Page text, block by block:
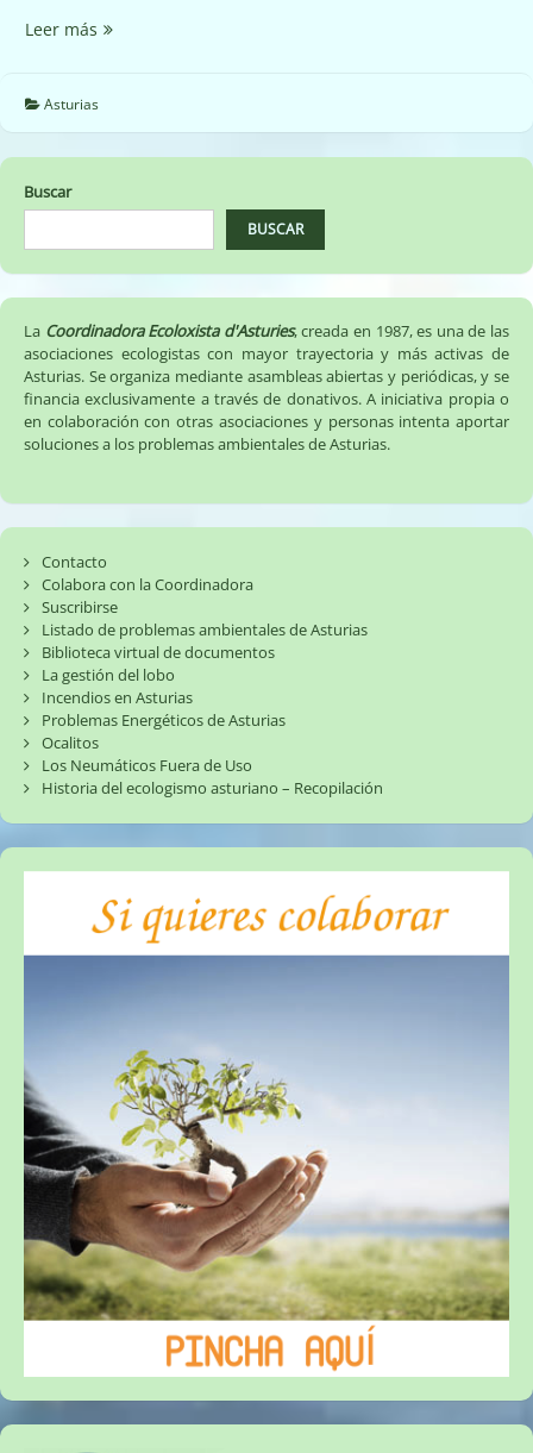
Leer más Sigue
del
bosque
de
de
Llanera
Asturias
Buscar
BUSCAR
La Coordinadora Ecoloxista d'Asturies, creada en 1987, es una de las
asociaciones ecologistas con mayor trayectoria y más activas de
Asturias. Se organiza mediante asambleas abiertas y periódicas, y se
financia exclusivamente a través de donativos. A iniciativa propia o
en colaboración con otras asociaciones y personas intenta aportar
soluciones a los problemas ambientales de Asturias.
Contacto
Colabora con la Coordinadora
Suscribirse
Listado de problemas ambientales de Asturias
Biblioteca virtual de documentos
La gestión del lobo
Incendios en Asturias
Problemas Energéticos de Asturias
Ocalitos
Los Neumáticos Fuera de Uso
Historia del ecologismo asturiano – Recopilación